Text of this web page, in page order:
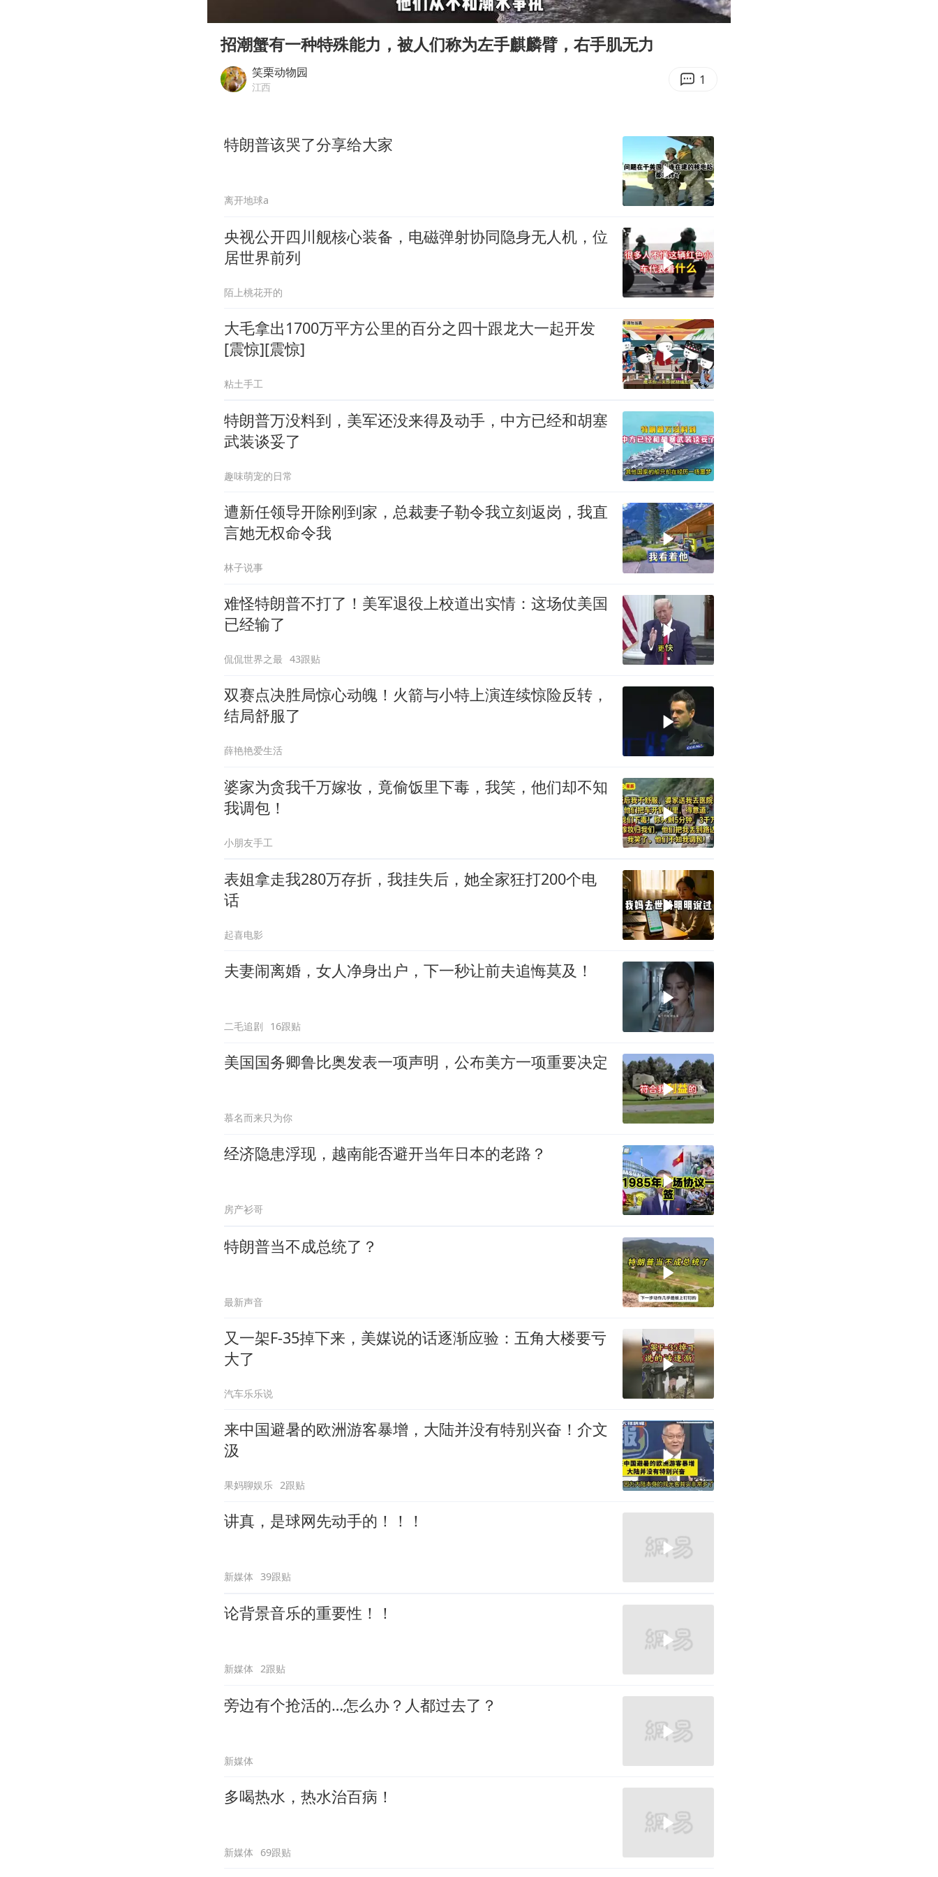
如何把百年大党建设得更加坚强有力？
02:35
Enter
招潮蟹有一种特殊能力，被人们称为左手麒麟臂，右手肌无力
笑栗动物园
江西 1
特朗普该哭了分享给大家
离开地球a
央视公开四川舰核心装备，电磁弹射协同隐身无人机，位
居世界前列
陌上桃花开的
大毛拿出1700万平方公里的百分之四十跟龙大一起开发
[震惊][震惊]
粘土手工
特朗普万没料到，美军还没来得及动手，中方已经和胡塞
武装谈妥了
趣味萌宠的日常
遭新任领导开除刚到家，总裁妻子勒令我立刻返岗，我直
言她无权命令我
林子说事
难怪特朗普不打了！美军退役上校道出实情：这场仗美国
已经输了
侃侃世界之最 43跟贴
双赛点决胜局惊心动魄！火箭与小特上演连续惊险反转，
结局舒服了
薛艳艳爱生活
婆家为贪我千万嫁妆，竟偷饭里下毒，我笑，他们却不知
我调包！
小朋友手工
表姐拿走我280万存折，我挂失后，她全家狂打200个电
话
起喜电影
夫妻闹离婚，女人净身出户，下一秒让前夫追悔莫及！
二毛追剧 16跟贴
美国国务卿鲁比奥发表一项声明，公布美方一项重要决定
慕名而来只为你
经济隐患浮现，越南能否避开当年日本的老路？
房产衫哥
特朗普当不成总统了？
最新声音
又一架F-35掉下来，美媒说的话逐渐应验：五角大楼要亏
大了
汽车乐乐说
来中国避暑的欧洲游客暴增，大陆并没有特别兴奋！介文
汲
果妈聊娱乐 2跟贴
讲真，是球网先动手的！！！
新媒体 39跟贴
论背景音乐的重要性！！
新媒体 2跟贴
旁边有个抢活的…怎么办？人都过去了？
新媒体
多喝热水，热水治百病！
新媒体 69跟贴